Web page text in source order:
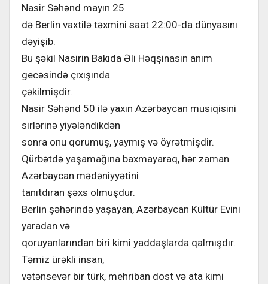
Nasir Səhənd mayın 25
də Berlin vaxtilə təxmini saat 22:00-da dünyasını
dəyişib.
Bu şəkil Nasirin Bakıda Əli Həqşinasın anım
gecəsində çıxışında
çəkilmişdir.
Nasir Səhənd 50 ilə yaxın Azərbaycan musiqisini
sirlərinə yiyələndikdən
sonra onu qorumuş, yaymış və öyrətmişdir.
Qürbətdə yaşamağına baxmayaraq, hər zaman
Azərbaycan mədəniyyətini
tanıtdıran şəxs olmuşdur.
Berlin şəhərində yaşayan, Azərbaycan Kültür Evini
yaradan və
qoruyanlarından biri kimi yaddaşlarda qalmışdır.
Təmiz ürəkli insan,
vətənsevər bir türk, mehriban dost və ata kimi